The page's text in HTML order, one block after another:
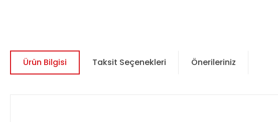
Ürün Bilgisi Taksit Seçenekleri Önerileriniz